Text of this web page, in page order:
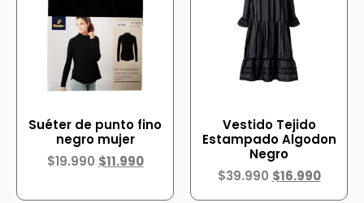
Suéter de punto fino
negro mujer
$19.990 $11.990
Vestido Tejido
Estampado Algodon
Negro
$39.990 $16.990